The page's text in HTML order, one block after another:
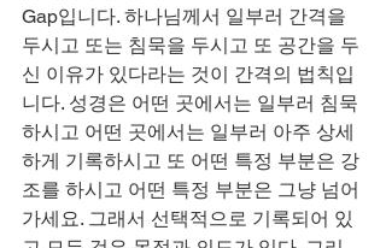
Gap입니다. 하나님께서 일부러 간격을
두시고 또는 침묵을 두시고 또 공간을 두
신 이유가 있다라는 것이 간격의 법칙입
니다. 성경은 어떤 곳에서는 일부러 침묵
하시고 어떤 곳에서는 일부러 아주 상세
하게 기록하시고 또 어떤 특정 부분은 강
조를 하시고 어떤 특정 부분은 그냥 넘어
가세요. 그래서 선택적으로 기록되어 있